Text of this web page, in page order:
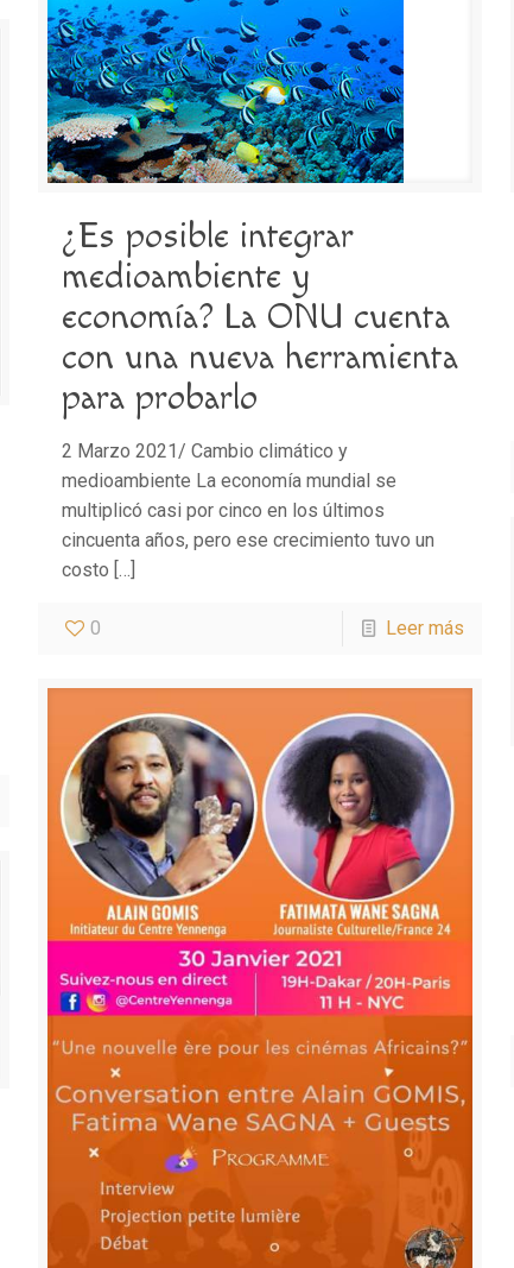
¿Es posible integrar
medioambiente y
economía? La ONU cuenta
con una nueva herramienta
para probarlo
2 Marzo 2021/ Cambio climático y
medioambiente La economía mundial se
multiplicó casi por cinco en los últimos
cincuenta años, pero ese crecimiento tuvo un
costo […]
0 Leer más